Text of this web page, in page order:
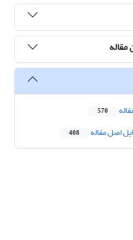
مقاله
570
اصل مقاله 408